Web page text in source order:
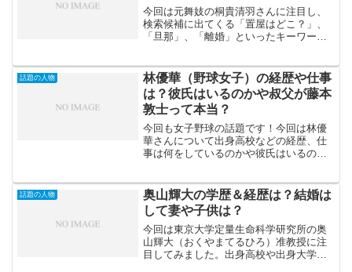
今回は元舞妓の桐貴清羽さんに注目し、
検索候補に出てくる「置屋はどこ？」、
「旦那」、「離婚」といったキーワード
廃委員に舞妓の人権侵害に関する報告書
を提出されています。現在...
話題の人物
林優華（野球女子）の経歴や仕事
は？彼氏はいるのかや叔父が藤本
敦士って本当？
今回も女子野球の話題です！今回は林優
華さんについて出身高校などの経歴、仕
事は何をしているのかや彼氏はいるのか
でトクサンTVのトクさん率いる野球女子
チームの一員として...
話題の人物
奥山輝大の学歴＆経歴は？結婚は
して妻や子供は？
今回は東京大学定量生命科学研究所の奥
山輝大（おくやまてるひろ）准教授に注
目してみました。出身高校や出身大学と